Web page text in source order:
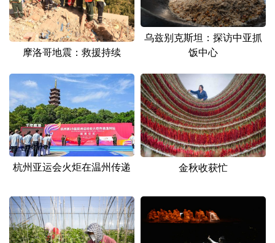
摩洛哥地震：救援持续
乌兹别克斯坦：探访中亚抓
饭中心
杭州亚运会火炬在温州传递 金秋收获忙